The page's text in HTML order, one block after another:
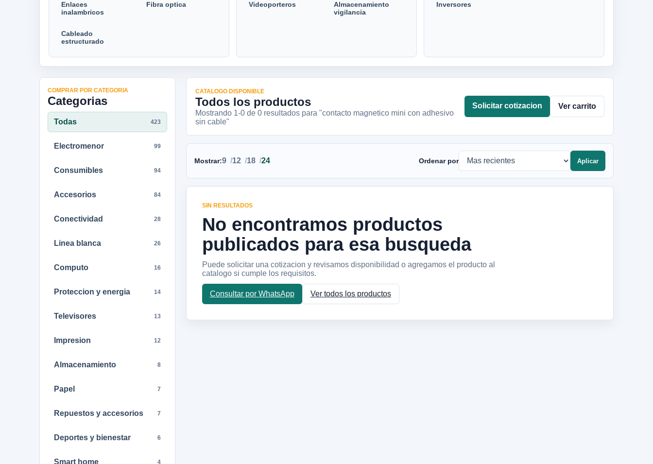
Enlaces
inalambricos
Fibra optica
Cableado
estructurado
Videoporteros
Almacenamiento
vigilancia
Inversores
COMPRAR POR CATEGORIA
Categorias
Todas 423
Electromenor 99
Consumibles 94
Accesorios 84
Conectividad 28
Linea blanca 26
Computo 16
Proteccion y energia 14
Televisores 13
Impresion 12
Almacenamiento 8
Papel 7
Repuestos y accesorios 7
Deportes y bienestar 6
Smart home 4
CATALOGO DISPONIBLE
Todos los productos
Mostrando 1-0de 0resultadospara "contacto magnetico mini con adhesivo
sin cable"
Solicitar cotizacion Ver carrito
Mostrar:9 12 18 24 Ordenar por Aplicar
SIN RESULTADOS
No encontramos productos
publicados para esa busqueda
Puede solicitar una cotizacion y revisamos disponibilidad o agregamos el producto al
catalogo si cumple los requisitos.
Consultar por WhatsApp Ver todos los productos